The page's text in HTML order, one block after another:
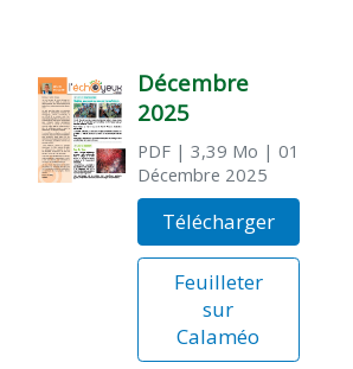
Décembre
2025
PDF| 3,39 Mo | 01
Décembre 2025
Télécharger
Feuilleter
sur
Calaméo